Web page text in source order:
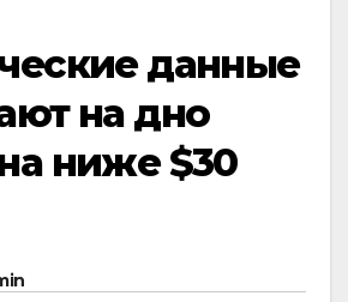
данные
на дно
ниже $30